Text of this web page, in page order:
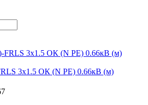
3х1.5 ОК (N PE) 0.66кВ (м)